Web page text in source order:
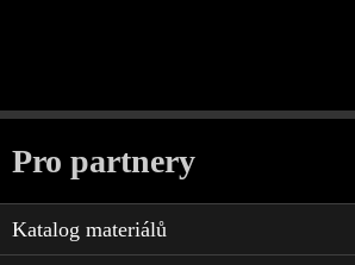
Pro partnery
Katalog materiálů